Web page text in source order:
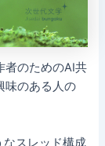
のためのAI共
味のある人の
スレッド構成